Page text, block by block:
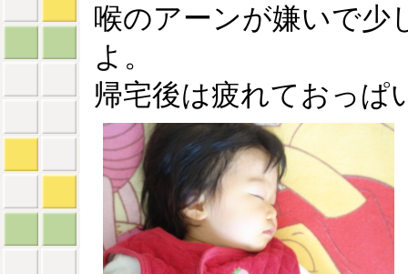
喉のアーンが嫌いで少
よ。
帰宅後は疲れておっぱ